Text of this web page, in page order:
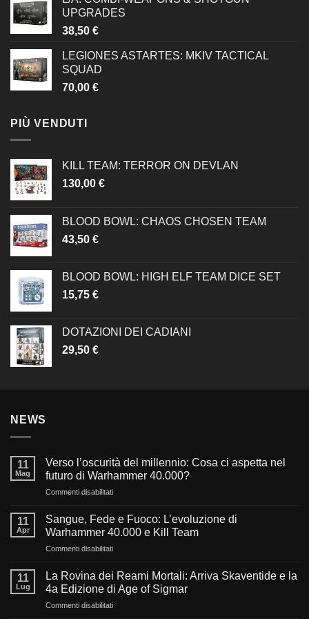
UPGRADES
38,50 €
LEGIONES ASTARTES: MKIV TACTICAL
SQUAD
70,00 €
PIÙ VENDUTI
KILL TEAM: TERROR ON DEVLAN
130,00 €
BLOOD BOWL: CHAOS CHOSEN TEAM
43,50 €
BLOOD BOWL: HIGH ELF TEAM DICE SET
15,75 €
DOTAZIONI DEI CADIANI
29,50 €
NEWS
11
Mag
Verso l’oscurità del millennio: Cosa ci aspetta nel
futuro di Warhammer 40.000?
Commenti disabilitatisu
l’oscurità
del
millennio:
Cosa
aspetta
nel
futuro
di
11
Apr
Sangue, Fede e Fuoco: L’evoluzione di
Warhammer 40.000 e Kill Team
Commenti disabilitatisu
Fede
e
Fuoco:
L’evoluzione
11
Lug
La Rovina dei Reami Mortali: Arriva Skaventide e la
4a Edizione di Age of Sigmar
Commenti disabilitatisu